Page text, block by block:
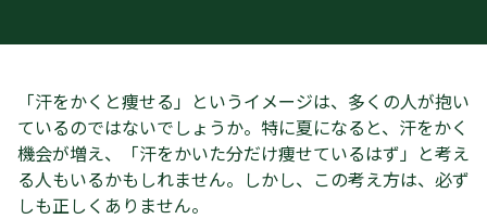
「汗をかくと痩せる」というイメージは、多くの人が抱い
ているのではないでしょうか。特に夏になると、汗をかく
機会が増え、「汗をかいた分だけ痩せているはず」と考え
る人もいるかもしれません。しかし、この考え方は、必ず
しも正しくありません。